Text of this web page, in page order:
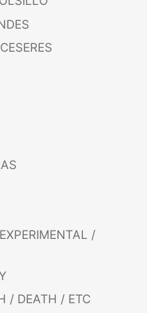
/
/ DEATH / ETC